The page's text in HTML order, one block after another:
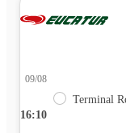
16:10
09/08
Terminal